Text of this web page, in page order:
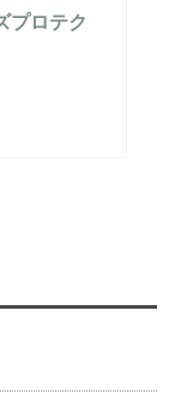
ロテク